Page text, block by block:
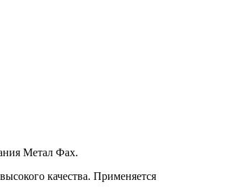
Метал Фах.
качества. Применяется